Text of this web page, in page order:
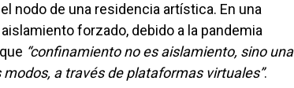
nodo de una residencia artística. En una
forzado, debido a la pandemia
“confinamiento no es aislamiento, sino una
a través de plataformas virtuales”.